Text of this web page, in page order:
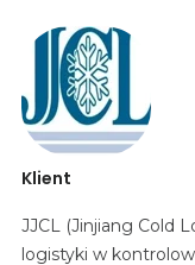
Klient
JJCL (Jinjiang Cold
logistyki w